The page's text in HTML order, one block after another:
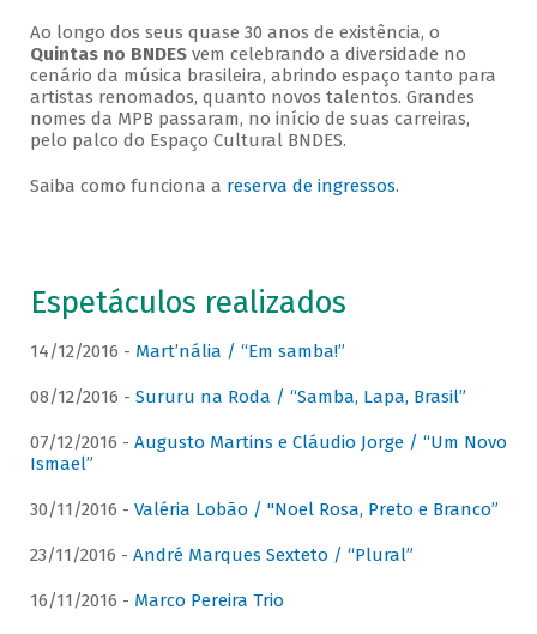
Ao longo dos seus quase 30 anos de existência, o
Quintas no BNDESvem celebrando a diversidade no
cenário da música brasileira, abrindo espaço tanto para
artistas renomados, quanto novos talentos. Grandes
nomes da MPB passaram, no início de suas carreiras,
pelo palco do Espaço Cultural BNDES.
Saiba como funciona a reserva de ingressos.
Espetáculos realizados
14/12/2016 - Mart’nália / “Em samba!”
08/12/2016 - Sururu na Roda / “Samba, Lapa, Brasil”
07/12/2016 - Augusto Martins e Cláudio Jorge / “Um Novo
Ismael”
30/11/2016 - Valéria Lobão / "Noel Rosa, Preto e Branco”
23/11/2016 - André Marques Sexteto / “Plural”
16/11/2016 - Marco Pereira Trio